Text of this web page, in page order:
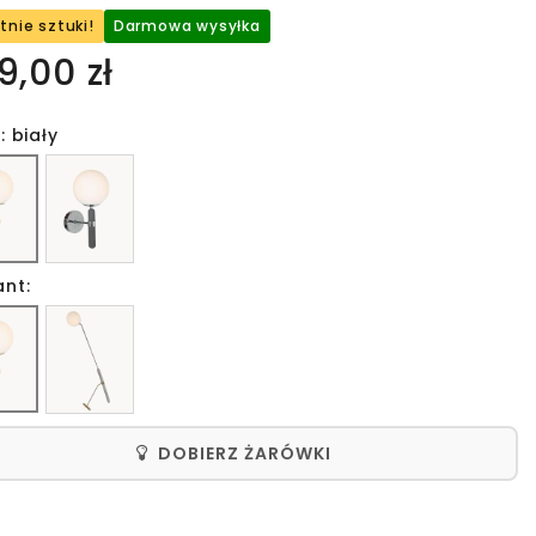
sztuki! Darmowa wysyłka
zł
biały
DOBIERZ ŻARÓWKI